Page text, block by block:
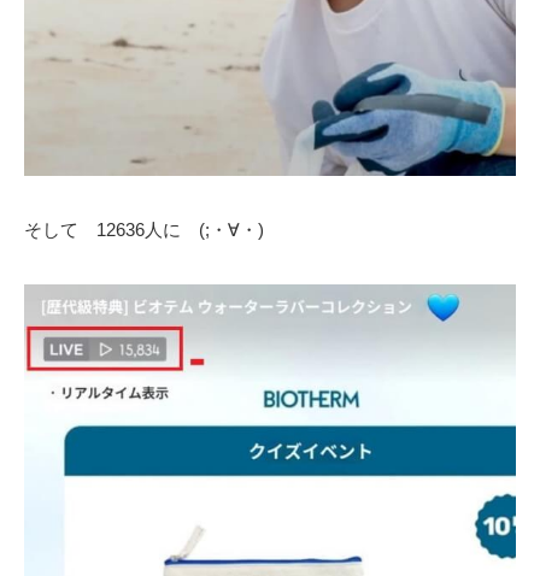
そして 12636人に (;・∀・)